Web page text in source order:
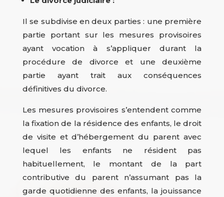
Il se subdivise en deux parties : une première
partie portant sur les mesures provisoires
ayant vocation à s’appliquer durant la
procédure de divorce et une deuxième
partie ayant trait aux conséquences
définitives du divorce.
Les mesures provisoires s’entendent comme
la fixation de la résidence des enfants, le droit
de visite et d’hébergement du parent avec
lequel les enfants ne résident pas
habituellement, le montant de la part
contributive du parent n’assumant pas la
garde quotidienne des enfants, la jouissance